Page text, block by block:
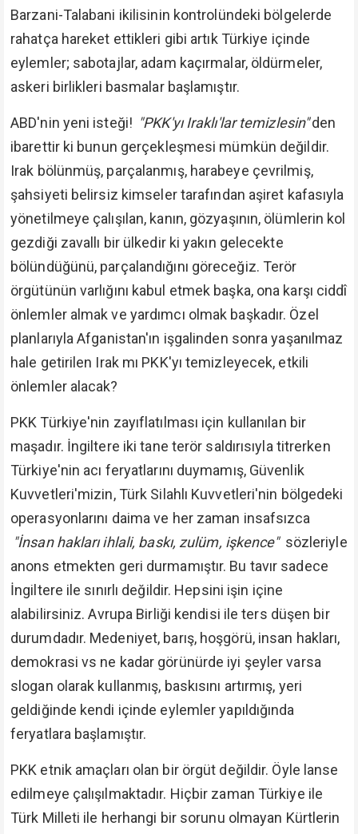
Barzani-Talabani ikilisinin kontrolündeki bölgelerde
rahatça hareket ettikleri gibi artık Türkiye içinde
eylemler; sabotajlar, adam kaçırmalar, öldürmeler,
askeri birlikleri basmalar başlamıştır.
ABD'nin yeni isteği! "PKK'yı Iraklı'lar temizlesin"den
ibarettir ki bunun gerçekleşmesi mümkün değildir.
Irak bölünmüş, parçalanmış, harabeye çevrilmiş,
şahsiyeti belirsiz kimseler tarafından aşiret kafasıyla
yönetilmeye çalışılan, kanın, gözyaşının, ölümlerin kol
gezdiği zavallı bir ülkedir ki yakın gelecekte
bölündüğünü, parçalandığını göreceğiz. Terör
örgütünün varlığını kabul etmek başka, ona karşı ciddî
önlemler almak ve yardımcı olmak başkadır. Özel
planlarıyla Afganistan'ın işgalinden sonra yaşanılmaz
hale getirilen Irak mı PKK'yı temizleyecek, etkili
önlemler alacak?
PKK Türkiye'nin zayıflatılması için kullanılan bir
maşadır. İngiltere iki tane terör saldırısıyla titrerken
Türkiye'nin acı feryatlarını duymamış, Güvenlik
Kuvvetleri'mizin, Türk Silahlı Kuvvetleri'nin bölgedeki
operasyonlarını daima ve her zaman insafsızca
"İnsan hakları ihlali, baskı, zulüm, işkence" sözleriyle
anons etmekten geri durmamıştır. Bu tavır sadece
İngiltere ile sınırlı değildir. Hepsini işin içine
alabilirsiniz. Avrupa Birliği kendisi ile ters düşen bir
durumdadır. Medeniyet, barış, hoşgörü, insan hakları,
demokrasi vs ne kadar görünürde iyi şeyler varsa
slogan olarak kullanmış, baskısını artırmış, yeri
geldiğinde kendi içinde eylemler yapıldığında
feryatlara başlamıştır.
PKK etnik amaçları olan bir örgüt değildir. Öyle lanse
edilmeye çalışılmaktadır. Hiçbir zaman Türkiye ile
Türk Milleti ile herhangi bir sorunu olmayan Kürtlerin